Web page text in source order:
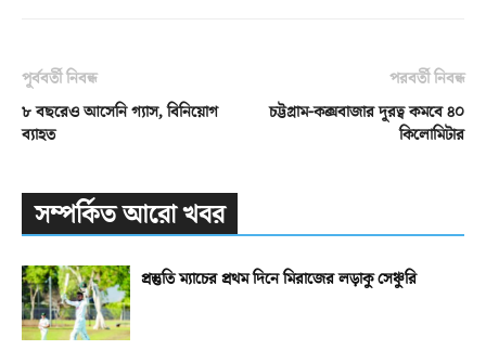
পূর্ববর্তী নিবন্ধ
৮ বছরেও আসেনি গ্যাস, বিনিয়োগ
ব্যাহত
পরবর্তী নিবন্ধ
চট্টগ্রাম-কক্সবাজার দূরত্ব কমবে ৪০
কিলোমিটার
সম্পর্কিত আরো খবর
প্রস্তুতি ম্যাচের প্রথম দিনে মিরাজের লড়াকু সেঞ্চুরি